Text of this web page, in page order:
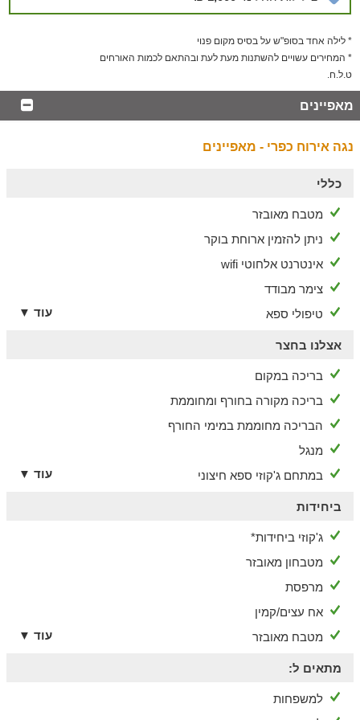
ועוד. מסעדות ובתי קפה מעולים, עגלת קפה במושב בסופי השבוע
הערות
הבריכה משמשת גם כבריכה טיפולית המופעלת ע"י
ההידרתרפיסטית נגה בן ענת וצוות המטפלים שעובד עימה. צוות
תפקידים, סדרי עדיפויות, הרפיה בצמדים לפי שיטת ג'הרה.
* כאשר אין טיפולים בבריכה, הבריכה פתוחה להנאת האורחים
* לילה אחד בסופ"ש על בסיס מקום פנוי
* המחירים עשויים להשתנות מעת לעת ובהתאם לכמות האורחים
ט.ל.ח.
מאפיינים
נגה אירוח כפרי - מאפיינים
כללי
מטבח מאובזר
ניתן להזמין ארוחת בוקר
אינטרנט אלחוטי wifi
צימר מבודד
טיפולי ספא
עוד ▼
אצלנו בחצר
בריכה במקום
בריכה מקורה בחורף ומחוממת
הבריכה מחוממת במימי החורף
מנגל
במתחם ג'קוזי ספא חיצוני
עוד ▼
ביחידות
ג'קוזי ביחידות*
מטבחון מאובזר
מרפסת
אח עצים/קמין
מטבח מאובזר
עוד ▼
מתאים ל:
למשפחות